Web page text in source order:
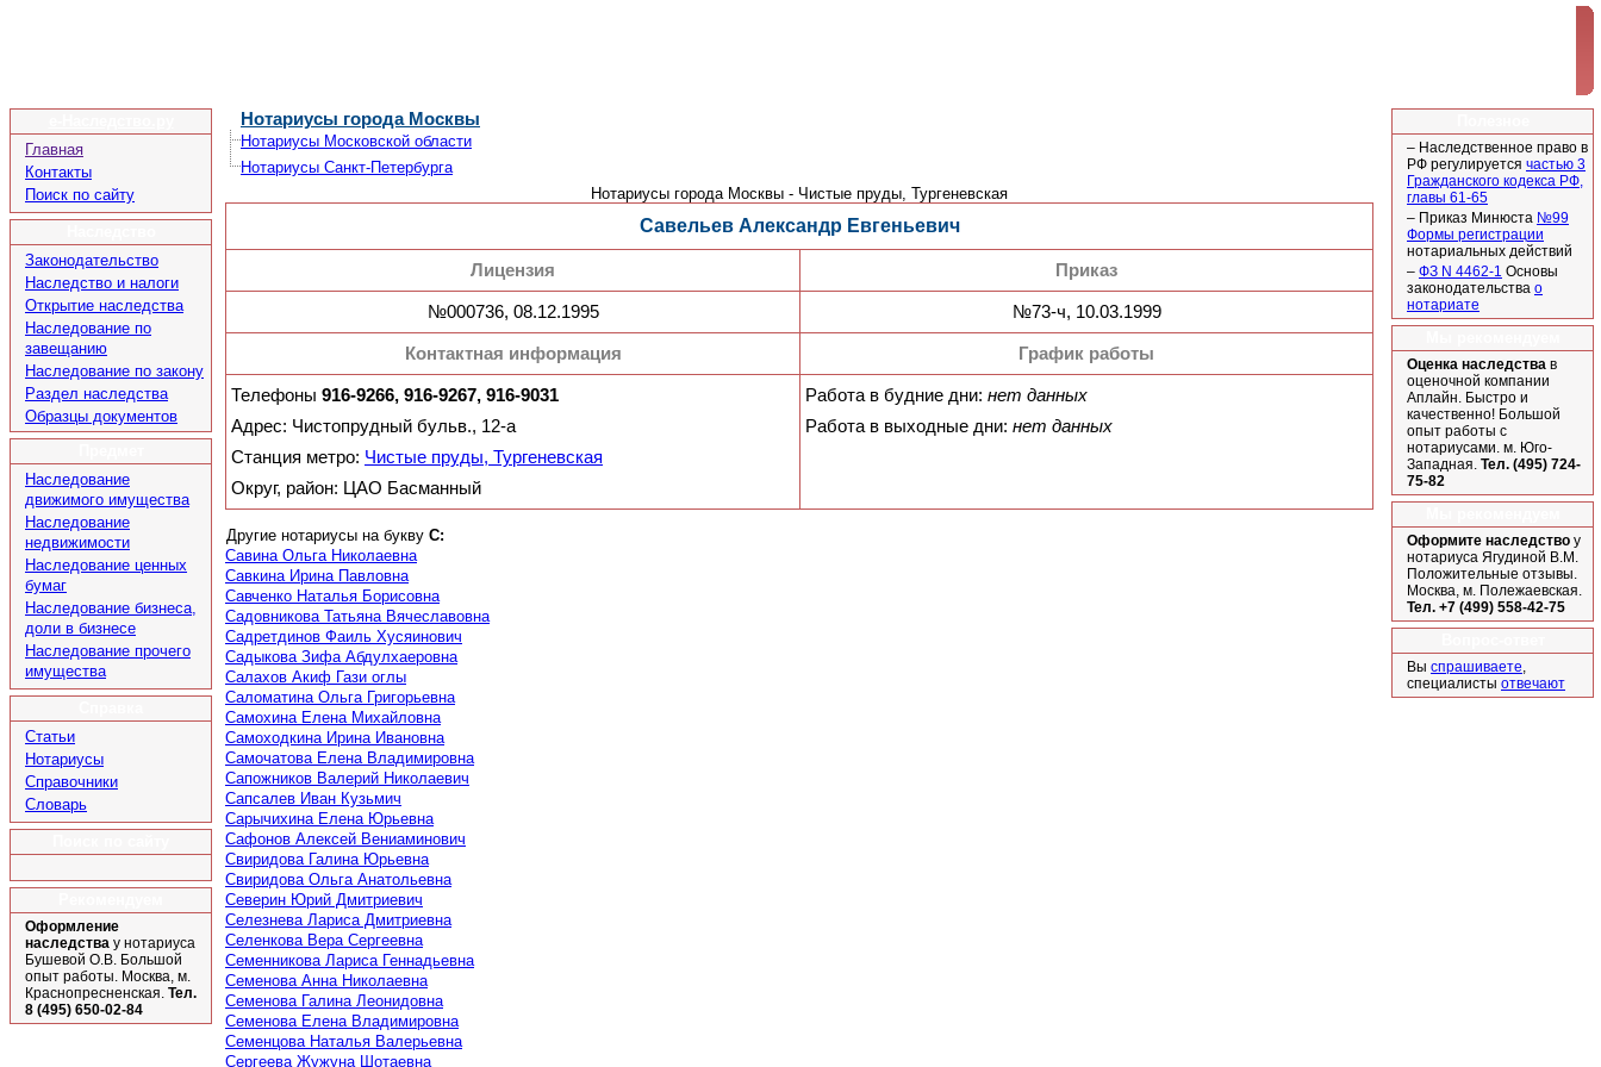
Главная
Контакты
Поиск по сайту
Законодательство
Наследство и налоги
Открытие наследства
Наследование по
завещанию
Наследование по закону
Раздел наследства
Образцы документов
Наследование
движимого имущества
Наследование
недвижимости
Наследование ценных
бумаг
Наследование бизнеса,
доли в бизнесе
Наследование прочего
имущества
Статьи
Нотариусы
Справочники
Словарь
Оформление
наследства у нотариуса
Бушевой О.В. Большой
опыт работы. Москва, м.
Краснопресненская. Тел.
8 (495) 650-02-84
Нотариусы города Москвы
Нотариусы Московской области
Нотариусы Санкт-Петербурга
Нотариусы города Москвы - Чистые пруды, Тургеневская
Савельев Александр Евгеньевич
Лицензия Приказ
№000736, 08.12.1995 №73-ч, 10.03.1999
Контактная информация График работы
Телефоны 916-9266, 916-9267, 916-9031
Адрес: Чистопрудный бульв., 12-а
Станция метро: Чистые пруды, Тургеневская
Округ, район: ЦАО Басманный
Работа в будние дни: нет данных
Работа в выходные дни: нет данных
Другие нотариусы на букву С:
Савина Ольга Николаевна
Савкина Ирина Павловна
Савченко Наталья Борисовна
Садовникова Татьяна Вячеславовна
Садретдинов Фаиль Хусяинович
Садыкова Зифа Абдулхаеровна
Салахов Акиф Гази оглы
Саломатина Ольга Григорьевна
Самохина Елена Михайловна
Самоходкина Ирина Ивановна
Самочатова Елена Владимировна
Сапожников Валерий Николаевич
Сапсалев Иван Кузьмич
Сарычихина Елена Юрьевна
Сафонов Алексей Вениаминович
Свиридова Галина Юрьевна
Свиридова Ольга Анатольевна
Северин Юрий Дмитриевич
Селезнева Лариса Дмитриевна
Селенкова Вера Сергеевна
Семенникова Лариса Геннадьевна
Семенова Анна Николаевна
Семенова Галина Леонидовна
Семенова Елена Владимировна
Семенцова Наталья Валерьевна
Сергеева Жужуна Шотаевна
– Наследственное право в
РФ регулируется частью 3
Гражданского кодекса РФ,
главы 61-65
– Приказ Минюста №99
Формы регистрации
нотариальных действий
– ФЗ N 4462-1 Основы
законодательства о
нотариате
Оценка наследства в
оценочной компании
Аплайн. Быстро и
качественно! Большой
опыт работы с
нотариусами. м. Юго-
Западная. Тел. (495) 724-
75-82
Оформите наследство у
нотариуса Ягудиной В.М.
Положительные отзывы.
Москва, м. Полежаевская.
Тел. +7 (499) 558-42-75
Вы спрашиваете
специалисты отвечают